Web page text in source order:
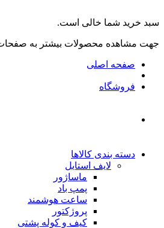
سبد خرید شما خالی است.
جهت مشاهده محصولات بیشتر به صفحات
صفحه اصلی
فروشگاه
دسته بندی کالاها
لایف استایل
ماساژور
پمپ باد
ساعت هوشمند
پروژکتور
کیف و کوله پشتی